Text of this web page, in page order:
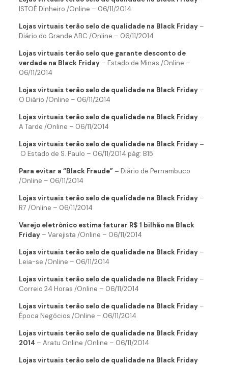
ISTOÉ Dinheiro /Online – 06/11/2014
Lojas virtuais terão selo de qualidade na Black Friday–
Diário do Grande ABC /Online – 06/11/2014
Lojas virtuais terão selo que garante desconto de
verdade na Black Friday– Estado de Minas /Online –
06/11/2014
Lojas virtuais terão selo de qualidade na Black Friday–
O Diário /Online – 06/11/2014
Lojas virtuais terão selo de qualidade na Black Friday–
A Tarde /Online – 06/11/2014
Lojas virtuais terão selo de qualidade na Black Friday–
O Estado de S. Paulo – 06/11/2014 pág: B15
Para evitar a “Black Fraude”– Diário de Pernambuco
/Online – 06/11/2014
Lojas virtuais terão selo de qualidade na Black Friday–
R7 /Online – 06/11/2014
Varejo eletrônico estima faturar R$ 1 bilhão na Black
Friday– Varejista /Online – 06/11/2014
Lojas virtuais terão selo de qualidade na Black Friday–
Leia-se /Online – 06/11/2014
Lojas virtuais terão selo de qualidade na Black Friday–
Correio 24 Horas /Online – 06/11/2014
Lojas virtuais terão selo de qualidade na Black Friday –
Época Negócios /Online – 06/11/2014
Lojas virtuais terão selo de qualidade na Black Friday
2014 – Aratu Online /Online – 06/11/2014
Lojas virtuais terão selo de qualidade na Black Friday